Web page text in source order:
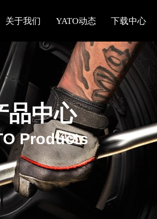
关于我们 YATO动态 下载中心
品中心
Products